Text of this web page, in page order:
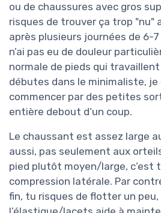
ou de chaussures avec gros
risques de trouver ça trop "nu"
après plusieurs journées de 6-
n’ai pas eu de douleur
normale de pieds qui
débutes dans le minimaliste, je
commencer par des petites
entière debout d’un coup.
Le chaussant est assez large
aussi, pas seulement aux
pied plutôt moyen/large, c’est
compression latérale. Par
fin, tu risques de flotter un peu,